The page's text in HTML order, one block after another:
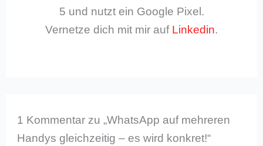
5 und nutzt ein Google Pixel.
Vernetze dich mit mir auf Linkedin.
1 Kommentar zu „WhatsApp auf mehreren
Handys gleichzeitig – es wird konkret!“